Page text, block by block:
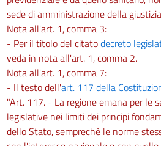
sede di amministrazione della
Nota all'art. 1, comma 3:
- Per il titolo del citatodecreto
veda in nota all'art. 1, comma 2.
Nota all'art. 1, comma 7:
- Il testo dell'art. 117 della
"Art. 117. - La regione emana per le
legislative nei limiti dei principi
dello Stato, semprechè le norme